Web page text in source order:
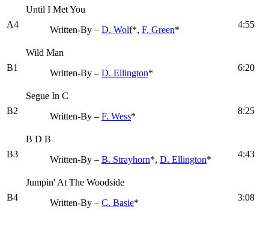
A4
Until I Met You
Written-By – D. Wolf*, F. Green*
4:55
B1
Wild Man
Written-By – D. Ellington*
6:20
B2
Segue In C
Written-By – F. Wess*
8:25
B3
B D B
Written-By – B. Strayhorn*, D. Ellington*
4:43
B4
Jumpin' At The Woodside
Written-By – C. Basie*
3:08